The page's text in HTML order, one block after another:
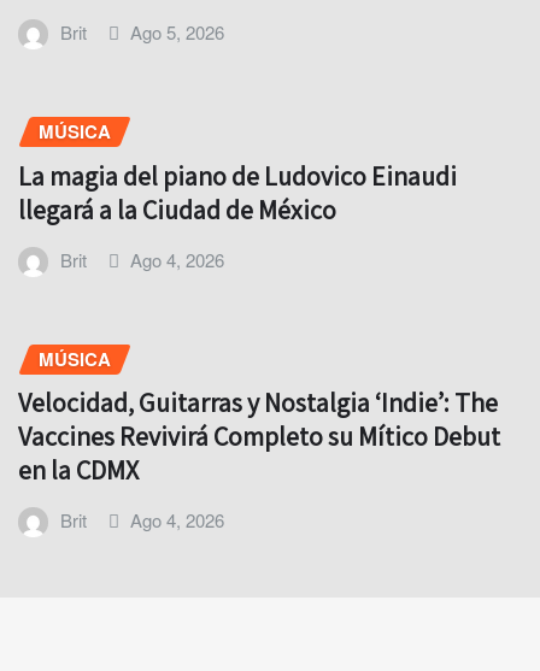
Brit Ago 5, 2026
MÚSICA
La magia del piano de Ludovico Einaudi
llegará a la Ciudad de México
Brit Ago 4, 2026
MÚSICA
Velocidad, Guitarras y Nostalgia ‘Indie’: The
Vaccines Revivirá Completo su Mítico Debut
en la CDMX
Brit Ago 4, 2026